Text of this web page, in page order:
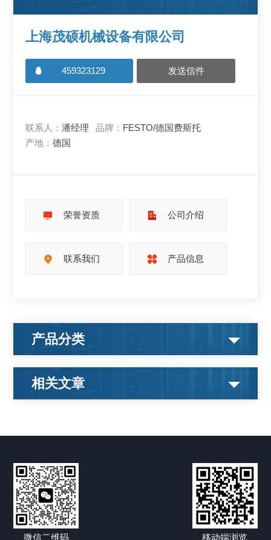
上海茂硕机械设备有限公司
459323129 发送信件
联系人：潘经理 品牌： FESTO/德国费斯托
产地：德国
荣誉资质 公司介绍
联系我们 产品信息
产品分类
相关文章
微信二维码 移动端浏览